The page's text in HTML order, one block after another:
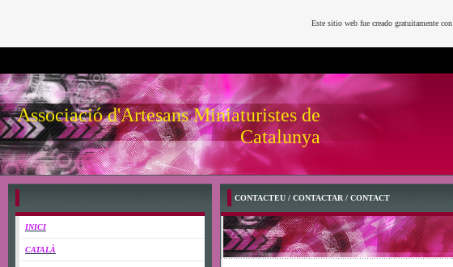
Associació d'Artesans Miniaturistes de
Catalunya
INICI
CATALÀ
CONTACTEU / CONTACTAR / CONTACT
Este sitio web fue creado gratuitamente con